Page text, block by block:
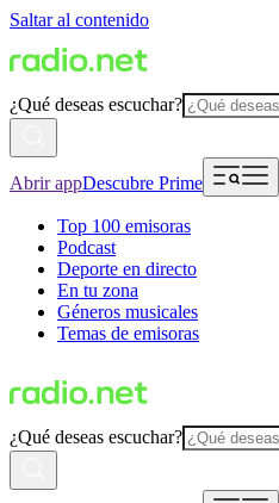
Saltar al contenido
¿Qué deseas escuchar?
Abrir appDescubre Prime
Top 100 emisoras
Podcast
Deporte en directo
En tu zona
Géneros musicales
Temas de emisoras
¿Qué deseas escuchar?